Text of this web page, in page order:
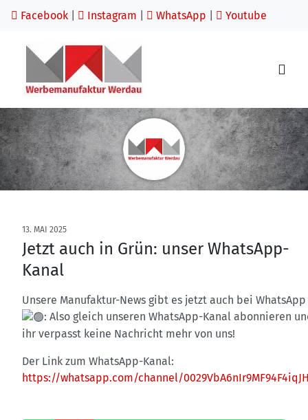
Facebook Instagram WhatsApp Youtube
13. MAI 2025
Jetzt auch in Grün: unser WhatsApp-
Kanal
Unsere Manufaktur-News gibt es jetzt auch bei WhatsApp
: Also gleich unseren WhatsApp-Kanal abonnieren
ihr verpasst keine Nachricht mehr von uns!
Der Link zum WhatsApp-Kanal:
https://whatsapp.com/channel/